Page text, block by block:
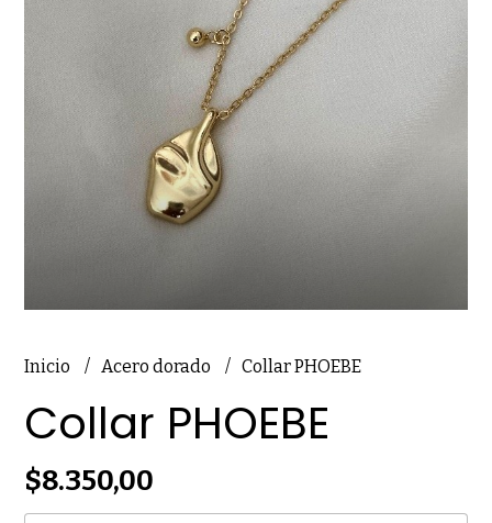
Inicio Acero dorado Collar PHOEBE
Collar PHOEBE
$8.350,00